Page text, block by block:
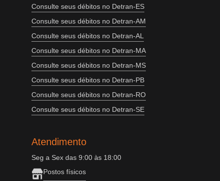
Consulte seus débitos no Detran-ES
Consulte seus débitos no Detran-AM
Consulte seus débitos no Detran-AL
Consulte seus débitos no Detran-MA
Consulte seus débitos no Detran-MS
Consulte seus débitos no Detran-PB
Consulte seus débitos no Detran-RO
Consulte seus débitos no Detran-SE
Atendimento
Seg a Sex das 9:00 às 18:00
Postos físicos